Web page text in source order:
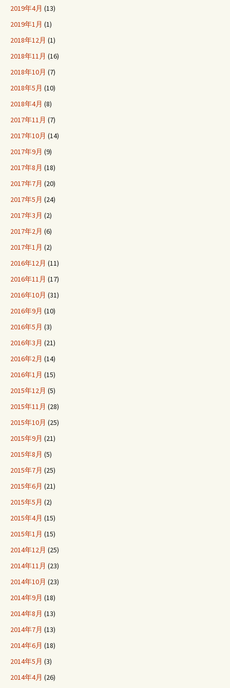
2019年4月 (13)
2019年1月 (1)
2018年12月 (1)
2018年11月 (16)
2018年10月 (7)
2018年5月 (10)
2018年4月 (8)
2017年11月 (7)
2017年10月 (14)
2017年9月 (9)
2017年8月 (18)
2017年7月 (20)
2017年5月 (24)
2017年3月 (2)
2017年2月 (6)
2017年1月 (2)
2016年12月 (11)
2016年11月 (17)
2016年10月 (31)
2016年9月 (10)
2016年5月 (3)
2016年3月 (21)
2016年2月 (14)
2016年1月 (15)
2015年12月 (5)
2015年11月 (28)
2015年10月 (25)
2015年9月 (21)
2015年8月 (5)
2015年7月 (25)
2015年6月 (21)
2015年5月 (2)
2015年4月 (15)
2015年1月 (15)
2014年12月 (25)
2014年11月 (23)
2014年10月 (23)
2014年9月 (18)
2014年8月 (13)
2014年7月 (13)
2014年6月 (18)
2014年5月 (3)
2014年4月 (26)